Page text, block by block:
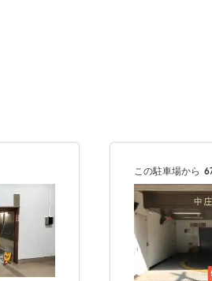
この駐車場から